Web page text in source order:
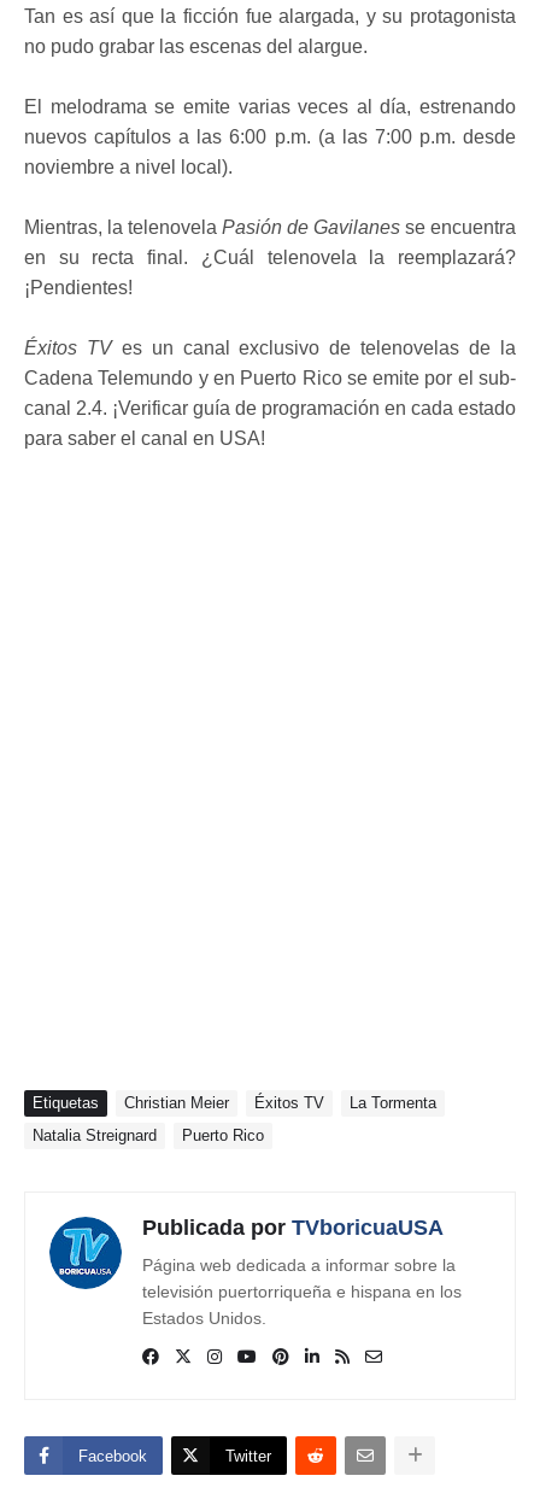
Tan es así que la ficción fue alargada, y su protagonista
no pudo grabar las escenas del alargue.
El melodrama se emite varias veces al día, estrenando
nuevos capítulos a las 6:00 p.m. (a las 7:00 p.m. desde
noviembre a nivel local).
Mientras, la telenovela Pasión de Gavilanes se encuentra
en su recta final. ¿Cuál telenovela la reemplazará?
¡Pendientes!
Éxitos TVes un canal exclusivo de telenovelas de la
Cadena Telemundo y en Puerto Rico se emite por el sub-
canal 2.4. ¡Verificar guía de programación en cada estado
para saber el canal en USA!
Etiquetas Christian Meier Éxitos TV
La Tormenta
Natalia Streignard
Puerto Rico
Publicada por TVboricuaUSA
Página web dedicada a informar sobre la
televisión puertorriqueña e hispana en los
Estados Unidos.
Facebook Twitter